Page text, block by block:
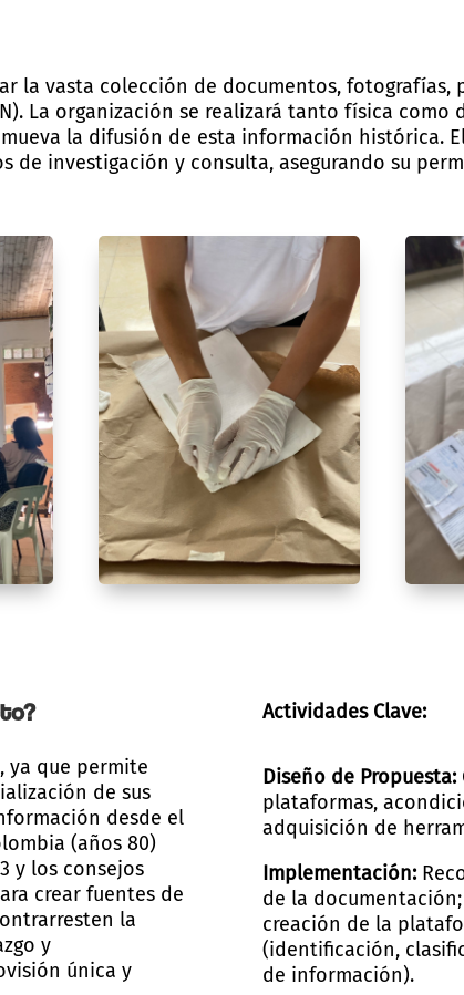
la vasta colección de documentos, fotografías,
La organización se realizará tanto física
la difusión de esta información histórica.
de investigación y consulta, asegurando su
ya que permite
de sus
desde el
(años 80)
y los consejos
crear fuentes de
la
y
única y
Actividades Clave:
Diseño de Propuesta:
plataformas,
adquisición de
Implementación:
de la
creación de la
(identificación,
de información).